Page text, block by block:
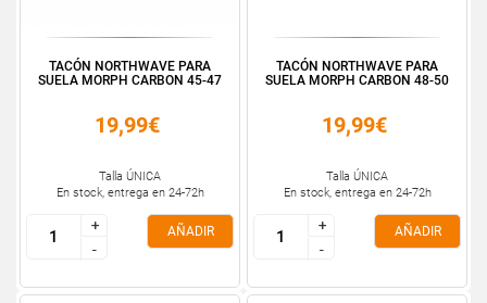
TACÓN NORTHWAVE PARA
SUELA MORPH CARBON 45-47
19,99€
Talla ÚNICA
En stock, entrega en 24-72h
+
-
+
-
AÑADIR
TACÓN NORTHWAVE PARA
SUELA MORPH CARBON 48-50
19,99€
Talla ÚNICA
En stock, entrega en 24-72h
+
-
+
-
AÑADIR